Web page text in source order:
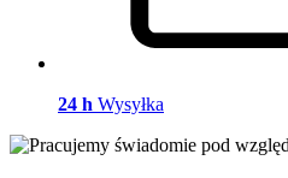
24 h Wysyłka